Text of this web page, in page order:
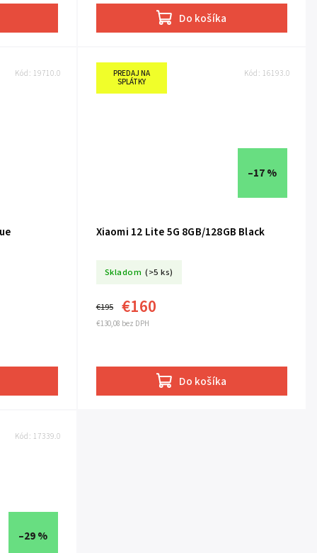
Do košíka
Blue
Kód: 19710.0
PREDAJ NA
SPLÁTKY
–17 %
Xiaomi 12 Lite 5G 8GB/128GB Black
Skladom (>5 ks)
€130,08 bez DPH
€195 €160
Do košíka
Kód: 16193.0
–29 %
Kód: 17339.0